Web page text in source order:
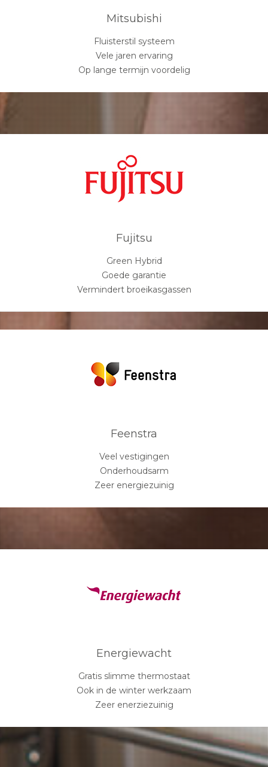
Mitsubishi
Fluisterstil systeem
Vele jaren ervaring
Op lange termijn voordelig
Fujitsu
Green Hybrid
Goede garantie
Vermindert broeikasgassen
Feenstra
Veel vestigingen
Onderhoudsarm
Zeer energiezuinig
Energiewacht
Gratis slimme thermostaat
Ook in de winter werkzaam
Zeer enerziezuinig